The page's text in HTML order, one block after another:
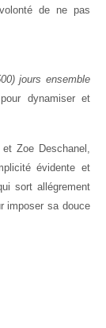
de ne pas
jours ensemble
dynamiser et
Zoe Deschanel,
évidente et
sort allégrement
imposer sa douce